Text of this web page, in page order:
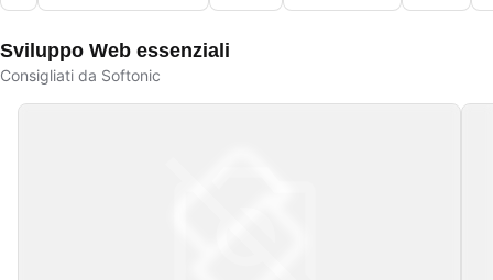
Sviluppo Web essenziali
Consigliati da Softonic